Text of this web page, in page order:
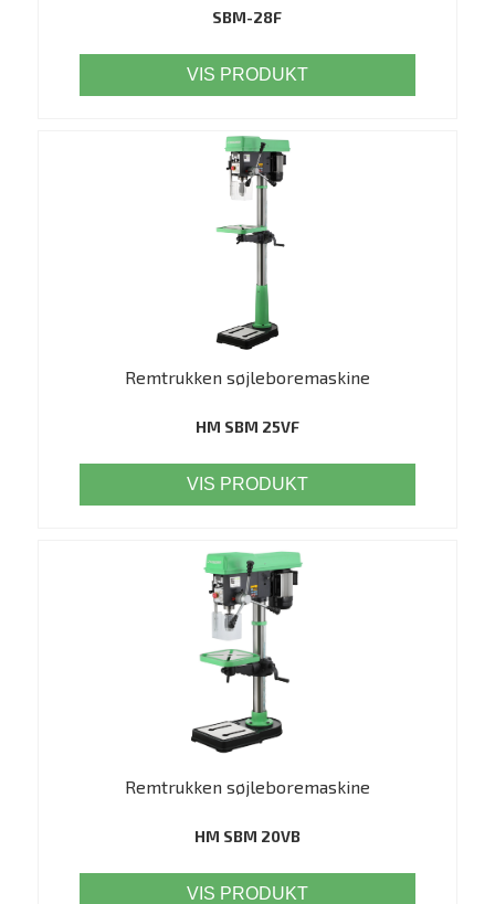
SBM-28F
VIS PRODUKT
Remtrukken søjleboremaskine
HM SBM 25VF
VIS PRODUKT
Remtrukken søjleboremaskine
HM SBM 20VB
VIS PRODUKT